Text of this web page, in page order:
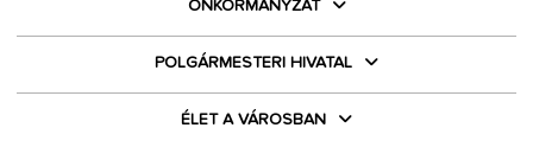
ÖNKORMÁNYZAT
POLGÁRMESTERI HIVATAL
ÉLET A VÁROSBAN